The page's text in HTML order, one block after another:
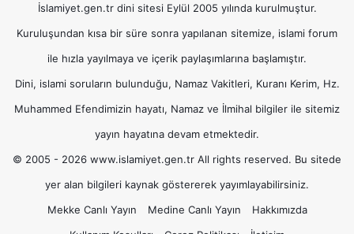
İslamiyet.gen.tr dini sitesi Eylül 2005 yılında kurulmuştur.
Kuruluşundan kısa bir süre sonra yapılanan sitemize, islami forum
ile hızla yayılmaya ve içerik paylaşımlarına başlamıştır.
Dini, islami soruların bulunduğu, Namaz Vakitleri, Kuranı Kerim, Hz.
Muhammed Efendimizin hayatı, Namaz ve İlmihal bilgiler ile sitemiz
yayın hayatına devam etmektedir.
© 2005 - 2026 www.islamiyet.gen.tr All rights reserved. Bu sitede
yer alan bilgileri kaynak göstererek yayımlayabilirsiniz.
Mekke Canlı Yayın
Medine Canlı Yayın
Hakkımızda